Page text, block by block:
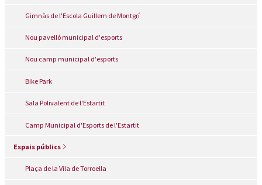
Gimnàs de l'Escola Guillem de Montgrí
Nou pavelló municipal d'esports
Nou camp municipal d'esports
Bike Park
Sala Polivalent de l'Estartit
Camp Municipal d'Esports de l'Estartit
Espais públics
Plaça de la Vila de Torroella